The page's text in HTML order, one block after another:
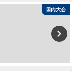
国内大会